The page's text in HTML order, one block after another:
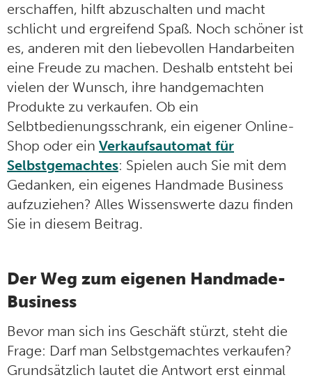
erschaffen, hilft abzuschalten und macht
schlicht und ergreifend Spaß. Noch schöner ist
es, anderen mit den liebevollen Handarbeiten
eine Freude zu machen. Deshalb entsteht bei
vielen der Wunsch, ihre handgemachten
Produkte zu verkaufen. Ob ein
Selbtbedienungsschrank, ein eigener Online-
Shop oder ein Verkaufsautomat für
Selbstgemachtes: Spielen auch Sie mit dem
Gedanken, ein eigenes Handmade Business
aufzuziehen? Alles Wissenswerte dazu finden
Sie in diesem Beitrag.
Der Weg zum eigenen Handmade-
Business
Bevor man sich ins Geschäft stürzt, steht die
Frage: Darf man Selbstgemachtes verkaufen?
Grundsätzlich lautet die Antwort erst einmal